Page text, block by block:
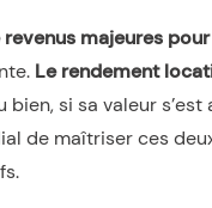
majeures
Le rendement
bien, si sa valeur
de maîtriser ces